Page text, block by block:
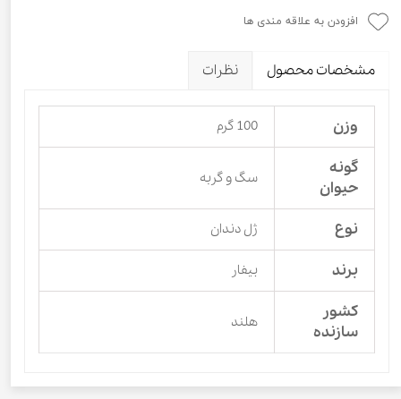
افزودن به علاقه مندی ها
مشخصات محصول نظرات
وزن 100 گرم
گونه
حیوان
سگ و گربه
نوع ژل دندان
برند بیفار
کشور
سازنده
هلند